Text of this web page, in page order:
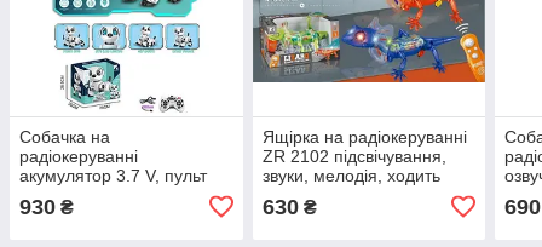
Собачка на
радіокеруванні
акумулятор 3.7 V, пульт
виконує команди,
930 ₴
Ящірка на радіокеруванні
ZR 2102 підсвічування,
звуки, мелодія, ходить
630₴ 690